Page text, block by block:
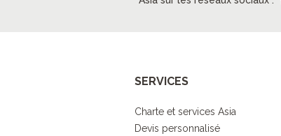
SERVICES
Charte et services Asia
Devis personnalisé